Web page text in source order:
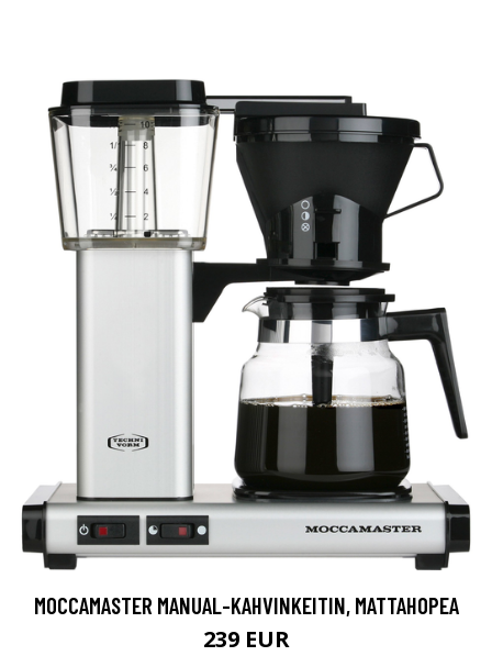
MOCCAMASTER MANUAL-KAHVINKEITIN, MATTAHOPEA
239 EUR